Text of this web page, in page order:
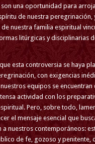
son una oportunidad para
de nuestra peregrinación,
nuestra familia espiritual
litúrgicas y disciplinarias
esta controversia se haya
con exigencias
equipos se encuentran
actividad con los
Pero, sobre todo,
el mensaje esencial que
a nuestros contemporáneos:
de fe, gozoso y penitente,